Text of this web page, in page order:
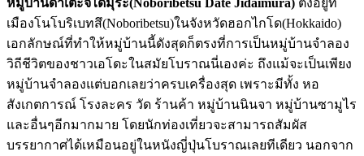
หมู่บ้านดาเตะจิไดมุระ(Noboribetsu Date Jidaimura) ตั้งอยู่ที่
เมืองโนโบริเบทสึ(Noboribetsu)ในจังหวัดฮอกไกโด(Hokkaido)
เอกลักษณ์ที่ทำให้หมู่บ้านนี้ดังสุดก็ตรงที่การเป็นหมู่บ้านจำลอง
วิถีชีวิตของชาวเอโดะในสมัยโบราณนี่เองค่ะ ถึงแม้จะเป็นเพียง
หมู่บ้านจำลองแต่บอกเลยว่าครบเครื่องสุด เพราะมีทั้ง หอ
สังเกตการณ์ โรงละคร วัด ร้านค้า หมู่บ้านนินจา หมู่บ้านซามูไร
และอื่นๆอีกมากมาย โดยนักท่องเที่ยวจะสามารถสัมผัส
บรรยากาศได้เหมือนอยู่ในหนังญี่ปุ่นโบราณเลยทีเดียว นอกจาก